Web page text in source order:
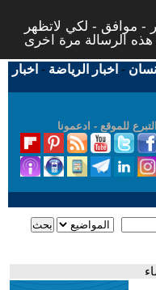
- موافق - لكي لاتظهر
- اخبار الرياضة - اخبار
التبرع للموقع - ادعمونا